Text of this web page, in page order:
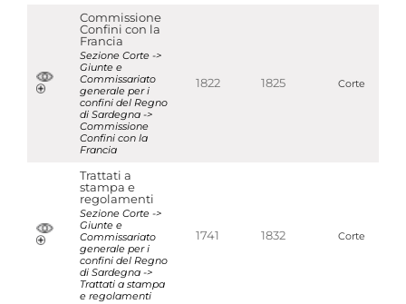
Commissione
Confini con la
Francia
Sezione Corte ->
Giunte e
Commissariato
generale per i
confini del Regno
di Sardegna ->
Commissione
Confini con la
Francia
1822 1825 Corte
Trattati a
stampa e
regolamenti
Sezione Corte ->
Giunte e
Commissariato
generale per i
confini del Regno
di Sardegna ->
Trattati a stampa
e regolamenti
1741 1832 Corte